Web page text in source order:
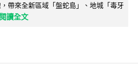
帶來全新區域「盤蛇島」、地城「毒牙
閱讀全文